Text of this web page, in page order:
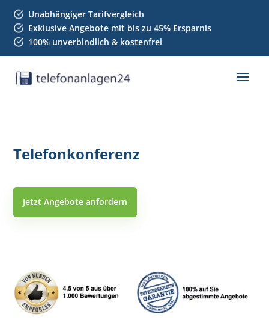
Unabhängiger Tarifvergleich
Exklusive Angebote mit bis zu 45% Ersparnis
100% unverbindlich & kostenfrei
Telefonkonferenz
Jetzt Angebote anfordern